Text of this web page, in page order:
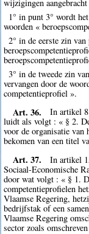
wijzigingen aangebracht
1° in punt 3° wordt
woorden «
2° in de eerste zin
3° in de tweede zin
vervangen door de
competentieprofiel ».
Art. 36.
In artikel 8
luidt als volgt : « § 2.
voor de organisatie van
bekomen van een titel
Art. 37. In artikel
Sociaal-Economische
door wat volgt : « § 1.
competentieprofielen
Vlaamse Regering,
bedrijfstak of een
Vlaamse Regering
sector zoals